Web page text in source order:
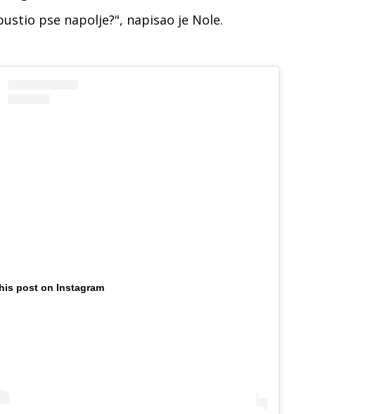
pse napolje?", napisao je Nole.
post on Instagram